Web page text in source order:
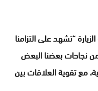
“تشهد على التزامنا
نجاحات بعضنا البعض
مع تقوية العلاقات بين